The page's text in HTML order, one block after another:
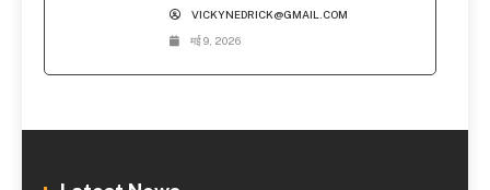
VICKYNEDRICK@GMAIL.COM
मई 9, 2026